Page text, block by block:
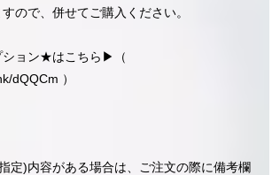
ので、併せてご購入ください。
ョン★はこちら▶︎（
dQQCm ）
)内容がある場合は、ご注文の際に備考欄